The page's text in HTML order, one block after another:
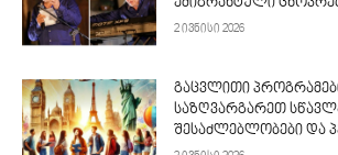
ემიგრანტული
2 ივნისი 2026
გაცვლითი
საზღვარგარეთ
შესაძლებლობები და